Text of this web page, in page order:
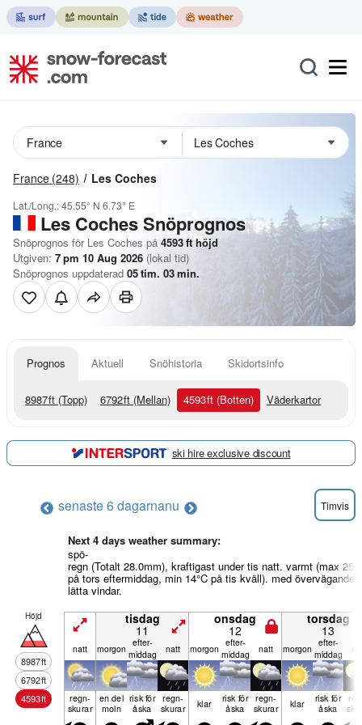
France (248) Les Coches
Lat./Long.:45.55° N 6.73° E
Les CochesSnöprognos
Snöprognos för Les Coches på 4593fthöjd
Utgiven: 7 pm 10 Aug 2026 (lokal tid)
Snöprognos uppdaterad 05tim. 03min.
Prognos Aktuell Snöhistoria Skidortsinfo
8987ft (Topp) 6792ft (Mellan) 4593ft (Botten) Väderkartor
ski hire exclusive discount
senaste 6 dagarnanu Timvis
Next 4 days weather summary:
spö-
regn (Totalt 28.0mm), kraftigast under tis natt. varmt (max
på tors eftermiddag, min 14°C på tis kväll). med övervägande
lätta vindar.
Höjd
8987ft
6792ft
4593ft
tisdag
11
onsdag
12
torsdag
13
natt mor­gon efter­
middag
natt mor­gon efter­
middag
natt mor­gon efter­
middag
regn­
skurar
en del
moln
risk för
åska
regn­
skurar klar risk för
åska
regn­
skurar klar risk för
åska